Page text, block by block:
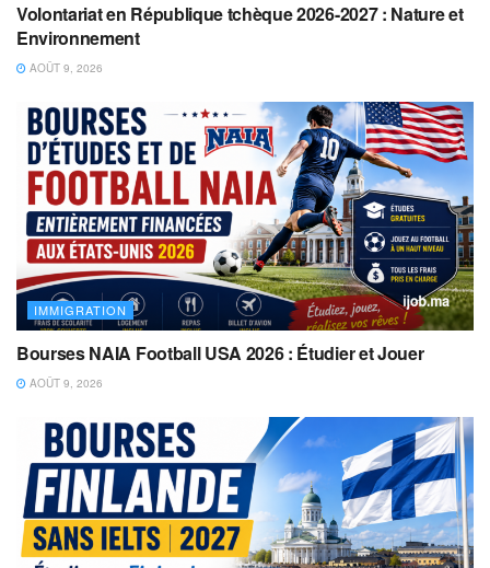
Volontariat en République tchèque 2026-2027 : Nature et
Environnement
AOÛT 9, 2026
IMMIGRATION
Bourses NAIA Football USA 2026 : Étudier et Jouer
AOÛT 9, 2026